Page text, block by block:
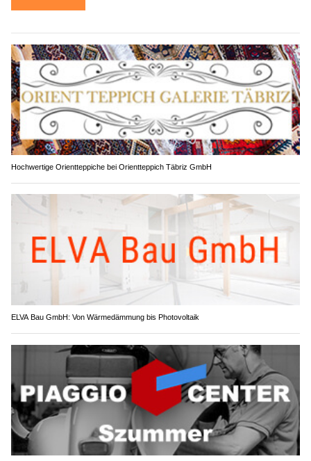
Hochwertige Orientteppiche bei Orientteppich Täbriz GmbH
ELVA Bau GmbH: Von Wärmedämmung bis Photovoltaik